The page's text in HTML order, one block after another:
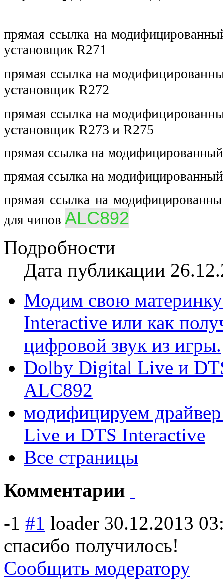
прямая ссылка на
установщик R271
прямая ссылка на
установщик R272
прямая ссылка на
установщик R273 и R275
прямая ссылка на
прямая ссылка на
прямая ссылка на
для чипов ALC892
Подробности
Дата публикации
Модим свою
Interactive или как
цифровой звук из игры.
Dolby Digital Live и
ALC892
модифицируем
Live и DTS Interactive
Все страницы
Комментарии
-1 #1 loader 30.12.2013
спасибо получилось!
Сообщить модератору